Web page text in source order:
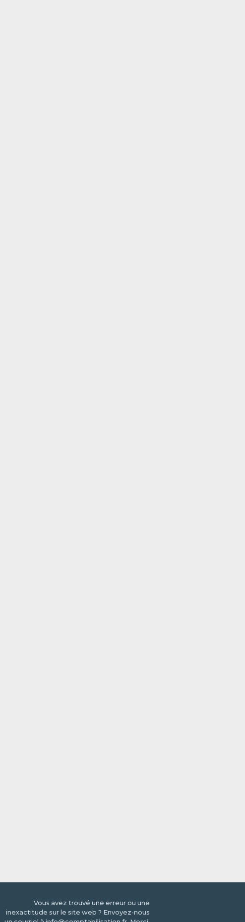
Vous avez trouvé une erreur ou une
inexactitude sur le site web ? Envoyez-nous